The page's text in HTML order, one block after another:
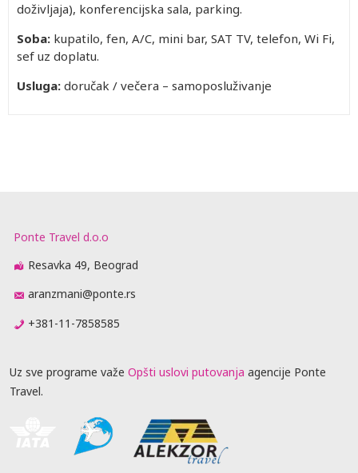
doživljaja), konferencijska sala, parking.
Soba: kupatilo, fen, A/C, mini bar, SAT TV, telefon, Wi Fi,
sef uz doplatu.
Usluga: doručak / večera – samoposluživanje
Ponte Travel d.o.o
Resavka 49, Beograd
aranzmani@ponte.rs
+381-11-7858585
Uz sve programe važe Opšti uslovi putovanja agencije Ponte
Travel.